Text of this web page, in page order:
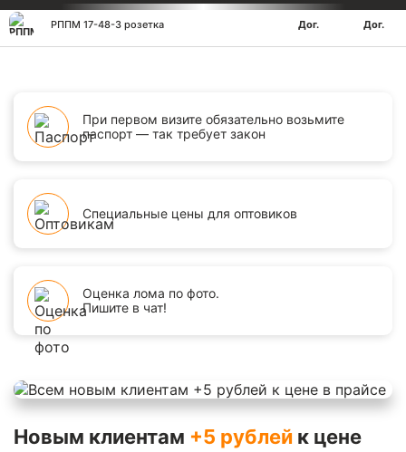
РППМ 17-48-3 розетка Дог. Дог.
При первом визите обязательно возьмите
паспорт — так требует закон
Специальные цены для оптовиков
Оценка лома по фото.
Пишите в чат!
Новым клиентам +5 рублей к цене